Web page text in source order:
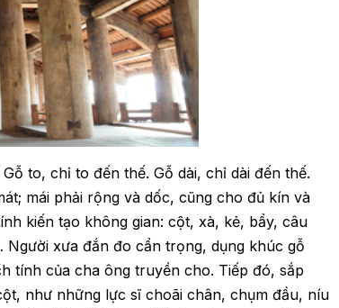
to, chỉ to đến thế. Gỗ dài, chỉ dài đến thế.
mái phải rộng và dốc, cũng cho đủ kín và
kiến tạo không gian: cột, xà, kẻ, bẩy, câu
xưa đắn đo cẩn trọng, dụng khúc gỗ
tính của cha ông truyền cho. Tiếp đó, sắp
như những lực sĩ choãi chân, chụm đầu, níu